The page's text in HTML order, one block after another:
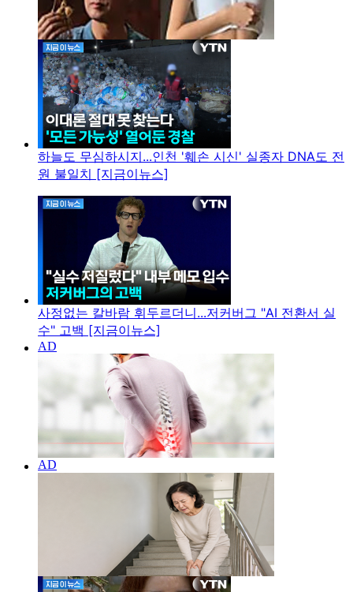
하늘도 무심하시지...인천 '훼손 시신' 실종자 DNA도 전
원 불일치 [지금이뉴스]
사정없는 칼바람 휘두르더니...저커버그 "AI 전환서 실
수" 고백 [지금이뉴스]